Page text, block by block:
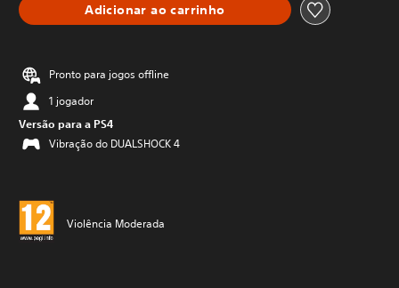
Adicionar ao carrinho
Pronto para jogos offline
1 jogador
Versão para a PS4
Vibração do DUALSHOCK 4
Violência Moderada